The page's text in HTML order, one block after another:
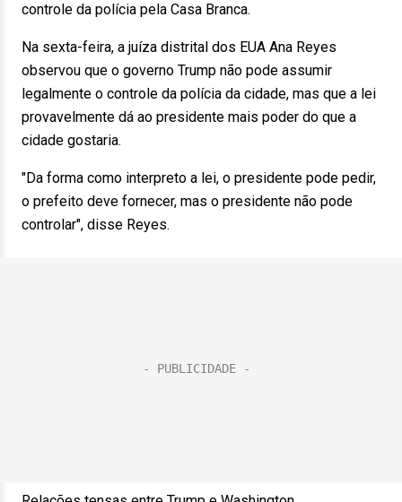
controle da polícia pela Casa Branca.
Na sexta-feira, a juíza distrital dos EUA Ana Reyes
observou que o governo Trump não pode assumir
legalmente o controle da polícia da cidade, mas que a lei
provavelmente dá ao presidente mais poder do que a
cidade gostaria.
"Da forma como interpreto a lei, o presidente pode pedir,
o prefeito deve fornecer, mas o presidente não pode
controlar", disse Reyes.